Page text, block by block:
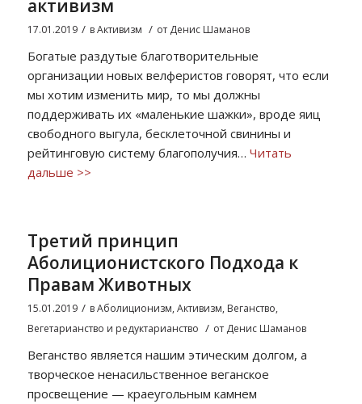
активизм
17.01.2019 / вАктивизм / от Денис Шаманов
Богатые раздутые благотворительные
организации новых велферистов говорят, что если
мы хотим изменить мир, то мы должны
поддерживать их «маленькие шажки», вроде яиц
свободного выгула, бесклеточной свинины и
рейтинговую систему благополучия… Читать
дальше >>
Третий принцип
Аболиционистского Подхода к
Правам Животных
15.01.2019 / вАболиционизм,Активизм, Веганство,
Вегетарианство и редуктарианство / от Денис Шаманов
Веганство является нашим этическим долгом, а
творческое ненасильственное веганское
просвещение — краеугольным камнем